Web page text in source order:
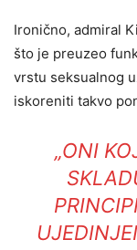
Ironično, admiral
što je preuzeo
vrstu seksualnog
iskoreniti takvo
„ONI